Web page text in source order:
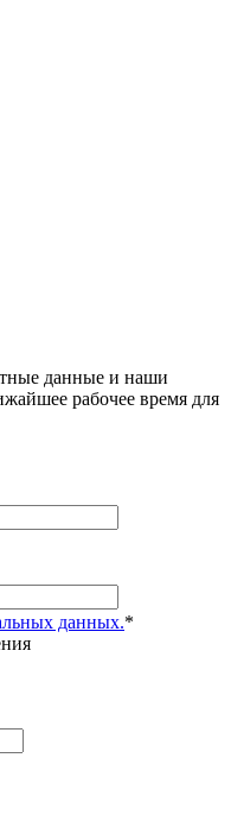
данные и наши
рабочее время для
данных.*